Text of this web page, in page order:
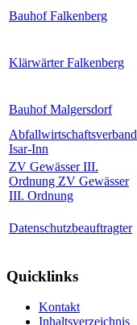
Bauhof Falkenberg
Klärwärter Falkenberg
Bauhof Malgersdorf
Abfallwirtschaftsverband
Isar-Inn
ZV Gewässer III.
Ordnung ZV Gewässer
III. Ordnung
Datenschutzbeauftragter
Quicklinks
Kontakt
Inhaltsverzeichnis